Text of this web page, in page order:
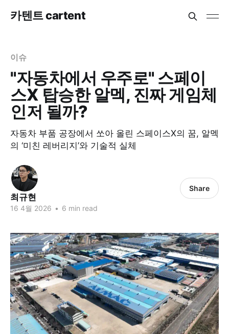
카텐트 cartent
이슈
"자동차에서 우주로" 스페이
스X 탑승한 알멕, 진짜 게임체
인저 될까?
자동차 부품 공장에서 쏘아 올린 스페이스X의 꿈, 알멕
의 ‘미친 레버리지’와 기술적 실체
최규현
16 4월 2026 • 6 min read
Share